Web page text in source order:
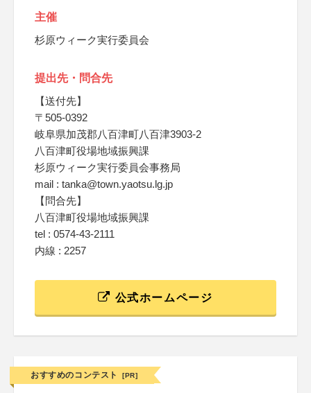
主催
杉原ウィーク実行委員会
提出先・問合先
【送付先】
〒505-0392
岐阜県加茂郡八百津町八百津3903-2
八百津町役場地域振興課
杉原ウィーク実行委員会事務局
mail : tanka@town.yaotsu.lg.jp
【問合先】
八百津町役場地域振興課
tel : 0574-43-2111
内線 : 2257
公式ホームページ
おすすめのコンテスト [PR]